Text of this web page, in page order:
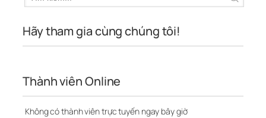
Hãy tham gia cùng chúng tôi!
Thành viên Online
Không có thành viên trực tuyến ngay bây giờ